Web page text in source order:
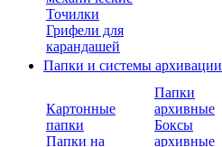
Точилки
Грифели для
карандашей
Папки и системы архивации
Картонные
папки
Папки на
Папки
архивные
Боксы
архивные